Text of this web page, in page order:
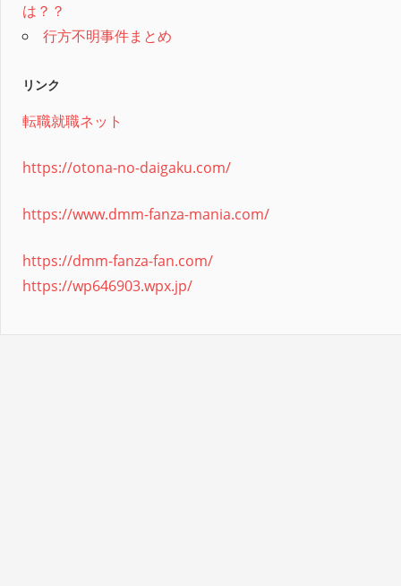
は？？
行方不明事件まとめ
リンク
転職就職ネット
https://otona-no-daigaku.com/
https://www.dmm-fanza-mania.com/
https://dmm-fanza-fan.com/
https://wp646903.wpx.jp/